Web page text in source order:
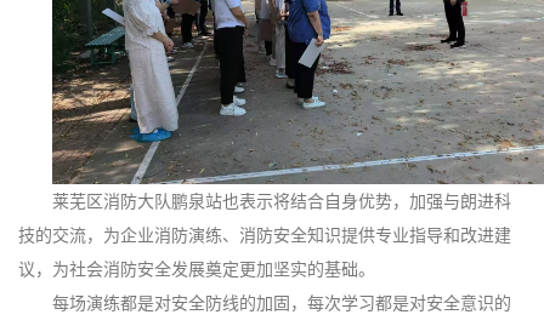
莱芜区消防大队鹏泉站也表示将结合自身优势，加强与朗进科
技的交流，为企业消防演练、消防安全知识提供专业指导和改进建
议，为社会消防安全发展奠定更加坚实的基础。
每场演练都是对安全防线的加固，每次学习都是对安全意识的